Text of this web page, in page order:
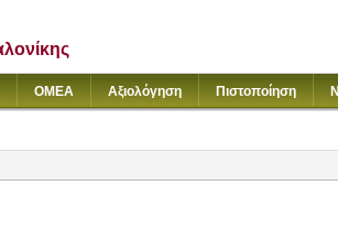
ΟΜΕΑ Αξιολόγηση Πιστοποίηση